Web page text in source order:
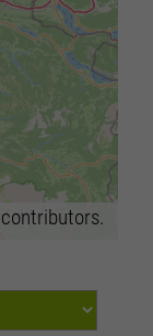
contributors.